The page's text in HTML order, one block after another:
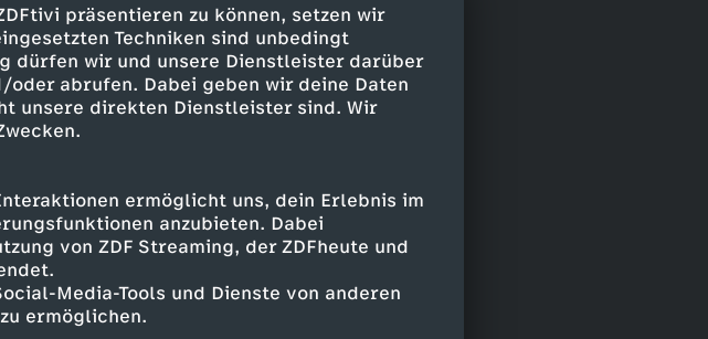
präsentieren zu können, setzen wir
Techniken sind unbedingt
dürfen wir und unsere Dienstleister darüber
abrufen. Dabei geben wir deine Daten
unsere direkten Dienstleister sind. Wir
ermöglicht uns, dein Erlebnis im
anzubieten. Dabei
von ZDF Streaming, der ZDFheute und
Media-Tools und Dienste von anderen
ermöglichen.
und